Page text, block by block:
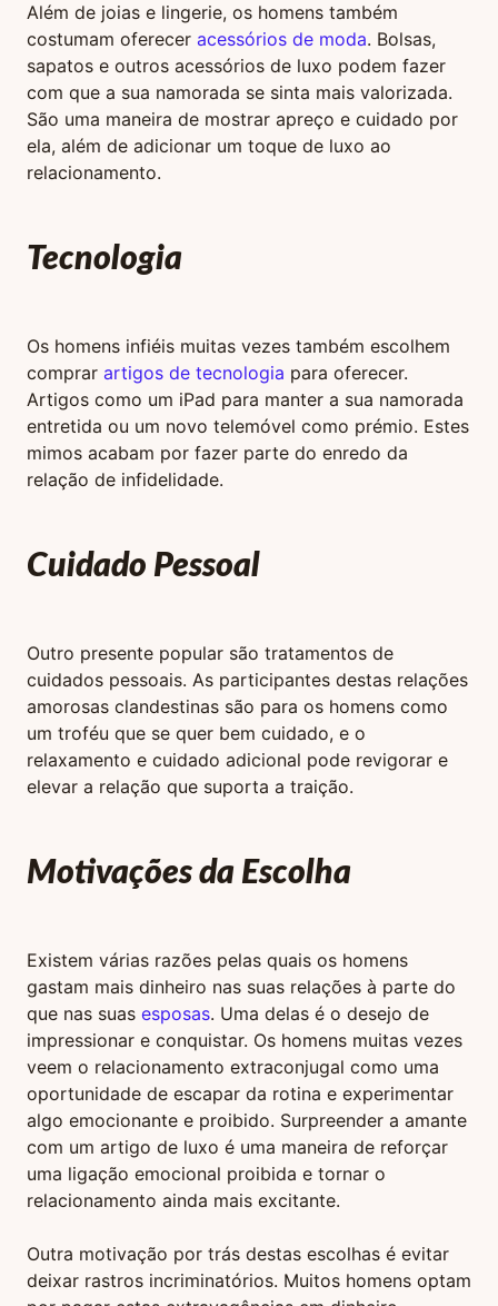
Além de joias e lingerie, os homens também
costumam oferecer acessórios de moda. Bolsas,
sapatos e outros acessórios de luxo podem fazer
com que a sua namorada se sinta mais valorizada.
São uma maneira de mostrar apreço e cuidado por
ela, além de adicionar um toque de luxo ao
relacionamento.
Tecnologia
Os homens infiéis muitas vezes também escolhem
comprar artigos de tecnologia para oferecer.
Artigos como um iPad para manter a sua namorada
entretida ou um novo telemóvel como prémio. Estes
mimos acabam por fazer parte do enredo da
relação de infidelidade.
Cuidado Pessoal
Outro presente popular são tratamentos de
cuidados pessoais. As participantes destas relações
amorosas clandestinas são para os homens como
um troféu que se quer bem cuidado, e o
relaxamento e cuidado adicional pode revigorar e
elevar a relação que suporta a traição.
Motivações da Escolha
Existem várias razões pelas quais os homens
gastam mais dinheiro nas suas relações à parte do
que nas suas esposas. Uma delas é o desejo de
impressionar e conquistar. Os homens muitas vezes
veem o relacionamento extraconjugal como uma
oportunidade de escapar da rotina e experimentar
algo emocionante e proibido. Surpreender a amante
com um artigo de luxo é uma maneira de reforçar
uma ligação emocional proibida e tornar o
relacionamento ainda mais excitante.
Outra motivação por trás destas escolhas é evitar
deixar rastros incriminatórios. Muitos homens optam